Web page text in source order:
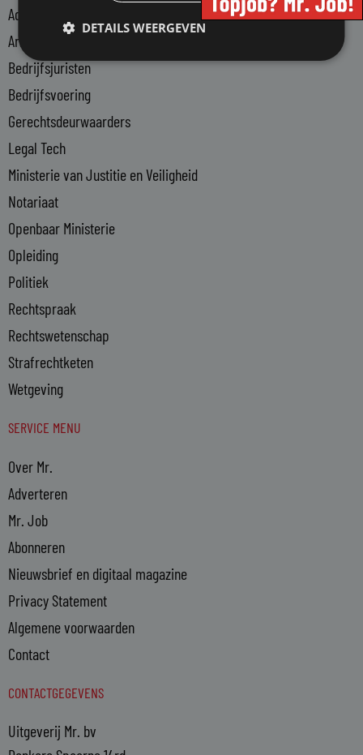
n
-
i
n
Advocatuur
Arbeidsmarkt
Bedrijfsjuristen
Bedrijfsvoering
Gerechtsdeurwaarders
Legal Tech
Ministerie van Justitie en Veiligheid
Notariaat
Openbaar Ministerie
Opleiding
Politiek
Rechtspraak
Rechtswetenschap
Strafrechtketen
Wetgeving
SERVICE MENU
Over Mr.
Adverteren
Mr. Job
Abonneren
Nieuwsbrief en digitaal magazine
Privacy Statement
Algemene voorwaarden
Contact
CONTACTGEGEVENS
Uitgeverij Mr. bv
DETAILS WEERGEVEN